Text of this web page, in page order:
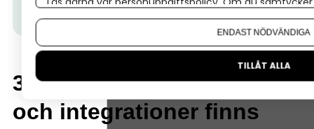
allt som ingår här.
3. Vilka digitala tjänster
och integrationer finns
Om du vill ändra ditt val i efterhand hittar du den
ENDAST NÖDVÄNDIGA
TILLÅT ALLA